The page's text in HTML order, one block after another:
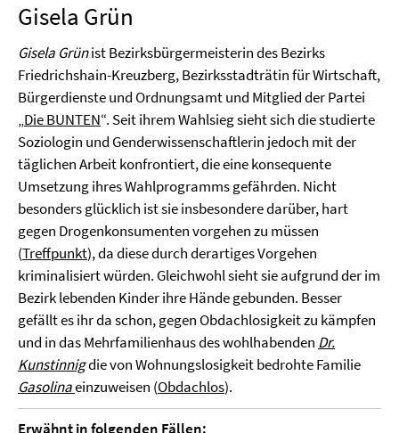
Gisela Grün
Gisela Grünist Bezirksbürgermeisterin des Bezirks
Friedrichshain-Kreuzberg, Bezirksstadträtin für Wirtschaft,
Bürgerdienste und Ordnungsamt und Mitglied der Partei
„Die BUNTEN“. Seit ihrem Wahlsieg sieht sich die studierte
Soziologin und Genderwissenschaftlerin jedoch mit der
täglichen Arbeit konfrontiert, die eine konsequente
Umsetzung ihres Wahlprogramms gefährden. Nicht
besonders glücklich ist sie insbesondere darüber, hart
gegen Drogenkonsumenten vorgehen zu müssen
(Treffpunkt), da diese durch derartiges Vorgehen
kriminalisiert würden. Gleichwohl sieht sie aufgrund der im
Bezirk lebenden Kinder ihre Hände gebunden. Besser
gefällt es ihr da schon, gegen Obdachlosigkeit zu kämpfen
und in das Mehrfamilienhaus des wohlhabenden Dr.
Kunstinnigdie von Wohnungslosigkeit bedrohte Familie
Gasolinaeinzuweisen (Obdachlos).
Erwähnt in folgenden Fällen: